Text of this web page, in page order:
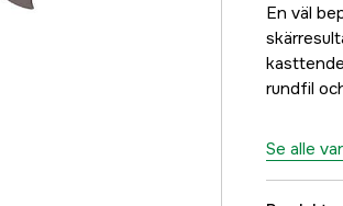
En väl
rundfil
Se alle